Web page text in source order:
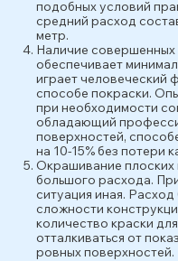
подобных условий
средний расход
метр.
Наличие совершенных
обеспечивает
играет человеческий
способе покраски.
при необходимости
обладающий
поверхностей,
на 10-15% без потери
Окрашивание плоских
большого расхода.
ситуация иная.
сложности
количество краски
отталкиваться от
ровных поверхностей.